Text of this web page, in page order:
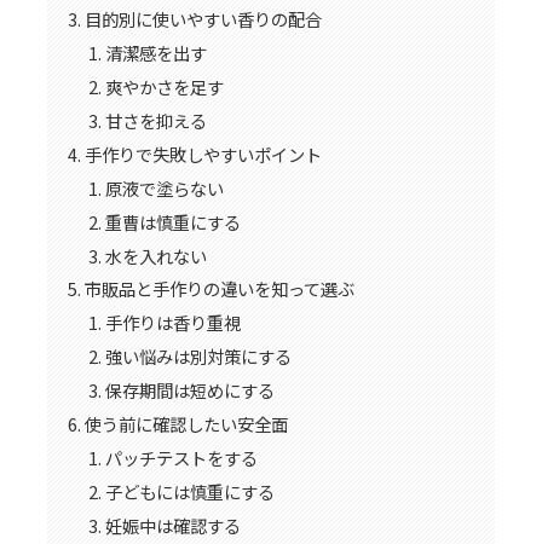
目的別に使いやすい香りの配合
清潔感を出す
爽やかさを足す
甘さを抑える
手作りで失敗しやすいポイント
原液で塗らない
重曹は慎重にする
水を入れない
市販品と手作りの違いを知って選ぶ
手作りは香り重視
強い悩みは別対策にする
保存期間は短めにする
使う前に確認したい安全面
パッチテストをする
子どもには慎重にする
妊娠中は確認する